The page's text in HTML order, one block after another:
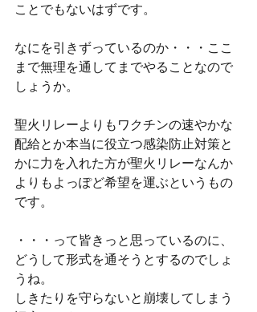
ことでもないはずです。
なにを引きずっているのか・・・ここ
まで無理を通してまでやることなので
しょうか。
聖火リレーよりもワクチンの速やかな
配給とか本当に役立つ感染防止対策と
かに力を入れた方が聖火リレーなんか
よりもよっぽど希望を運ぶというもの
です。
・・・って皆きっと思っているのに、
どうして形式を通そうとするのでしょ
うね。
しきたりを守らないと崩壊してしまう